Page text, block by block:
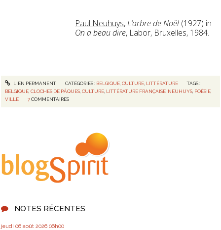
NOTES RÉCENTES
jeudi 06 août 2026 06h00
Paul Neuhuys,L’arbre de Noël (1927) in
On a beau dire, Labor, Bruxelles, 1984.
LIEN PERMANENT CATÉGORIES : BELGIQUE, CULTURE, LITTÉRATURE
TAGS :
BELGIQUE ,CLOCHES DE PÂQUES ,CULTURE LITTÉRATURE FRANÇAISE NEUHUYS POÉSIE
VILLE
7 COMMENTAIRES